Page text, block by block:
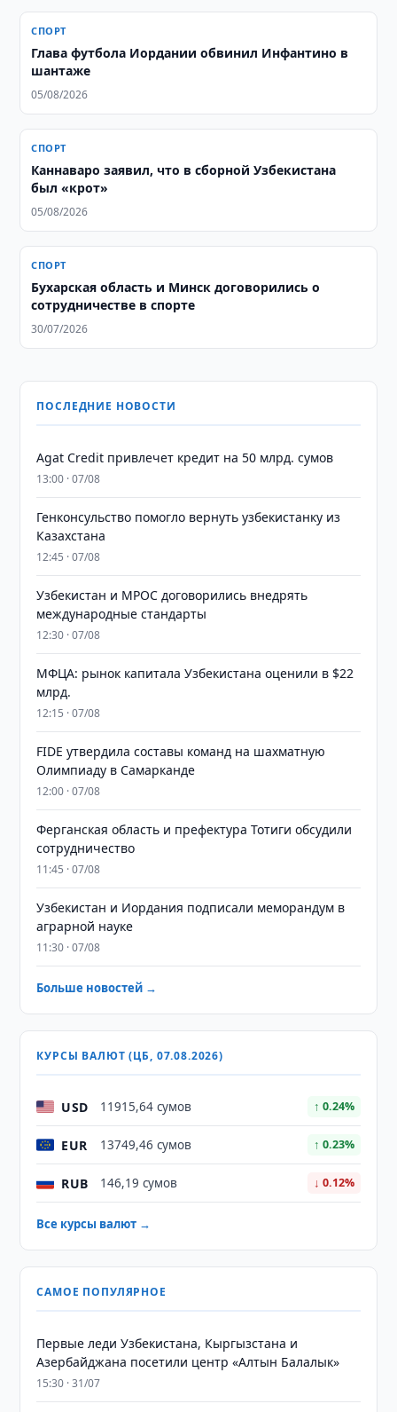
СПОРТ
Глава футбола Иордании обвинил Инфантино в
шантаже
05/08/2026
СПОРТ
Каннаваро заявил, что в сборной Узбекистана
был «крот»
05/08/2026
СПОРТ
Бухарская область и Минск договорились о
сотрудничестве в спорте
30/07/2026
ПОСЛЕДНИЕ НОВОСТИ
Agat Credit привлечет кредит на 50 млрд. сумов
13:00 · 07/08
Генконсульство помогло вернуть узбекистанку из
Казахстана
12:45 · 07/08
Узбекистан и MPOC договорились внедрять
международные стандарты
12:30 · 07/08
МФЦА: рынок капитала Узбекистана оценили в $22
млрд.
12:15 · 07/08
FIDE утвердила составы команд на шахматную
Олимпиаду в Самарканде
12:00 · 07/08
Ферганская область и префектура Тотиги обсудили
сотрудничество
11:45 · 07/08
Узбекистан и Иордания подписали меморандум в
аграрной науке
11:30 · 07/08
Больше новостей →
КУРСЫ ВАЛЮТ (ЦБ, 07.08.2026)
USD 11915,64 сумов ↑ 0.24%
EUR 13749,46 сумов ↑ 0.23%
RUB 146,19 сумов ↓ 0.12%
Все курсы валют →
САМОЕ ПОПУЛЯРНОЕ
Первые леди Узбекистана, Кыргызстана и
Азербайджана посетили центр «Алтын Балалык»
15:30 · 31/07